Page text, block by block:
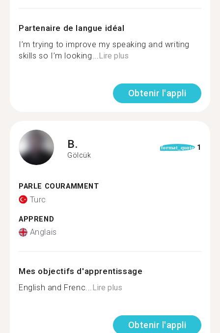
Partenaire de langue idéal
I’m trying to improve my speaking and writing
skills so I’m looking...Lire plus
Obtenir l'appli
B.
Gölcük
format_quote 1
PARLE COURAMMENT
Turc
APPREND
Anglais
Mes objectifs d'apprentissage
English and Frenc...Lire plus
Obtenir l'appli